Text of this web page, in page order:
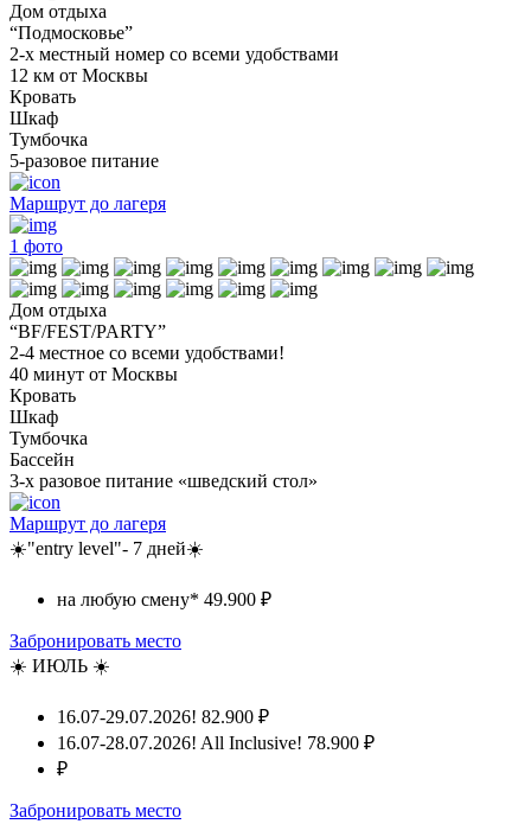
Дом отдыха
“Подмосковье”
2-х местный номер со всеми удобствами
12 км от Москвы
Кровать
Шкаф
Тумбочка
5-разовое питание
Маршрут до лагеря
1 фото
Дом отдыха
“BF/FEST/PARTY”
2-4 местное со всеми удобствами!
40 минут от Москвы
Кровать
Шкаф
Тумбочка
Бассейн
3-х разовое питание «шведский стол»
Маршрут до лагеря
☀️"entry level"- 7 дней☀️
на любую смену* 49.900 ₽
Забронировать место
☀️ ИЮЛЬ ☀️
16.07-29.07.2026! 82.900 ₽
16.07-28.07.2026! All Inclusive! 78.900 ₽
₽
Забронировать место